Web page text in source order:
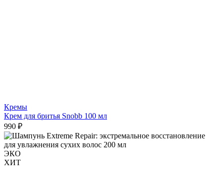
Кремы
Крем для бритья Snobb 100 мл
990 ₽
ЭКО
ХИТ